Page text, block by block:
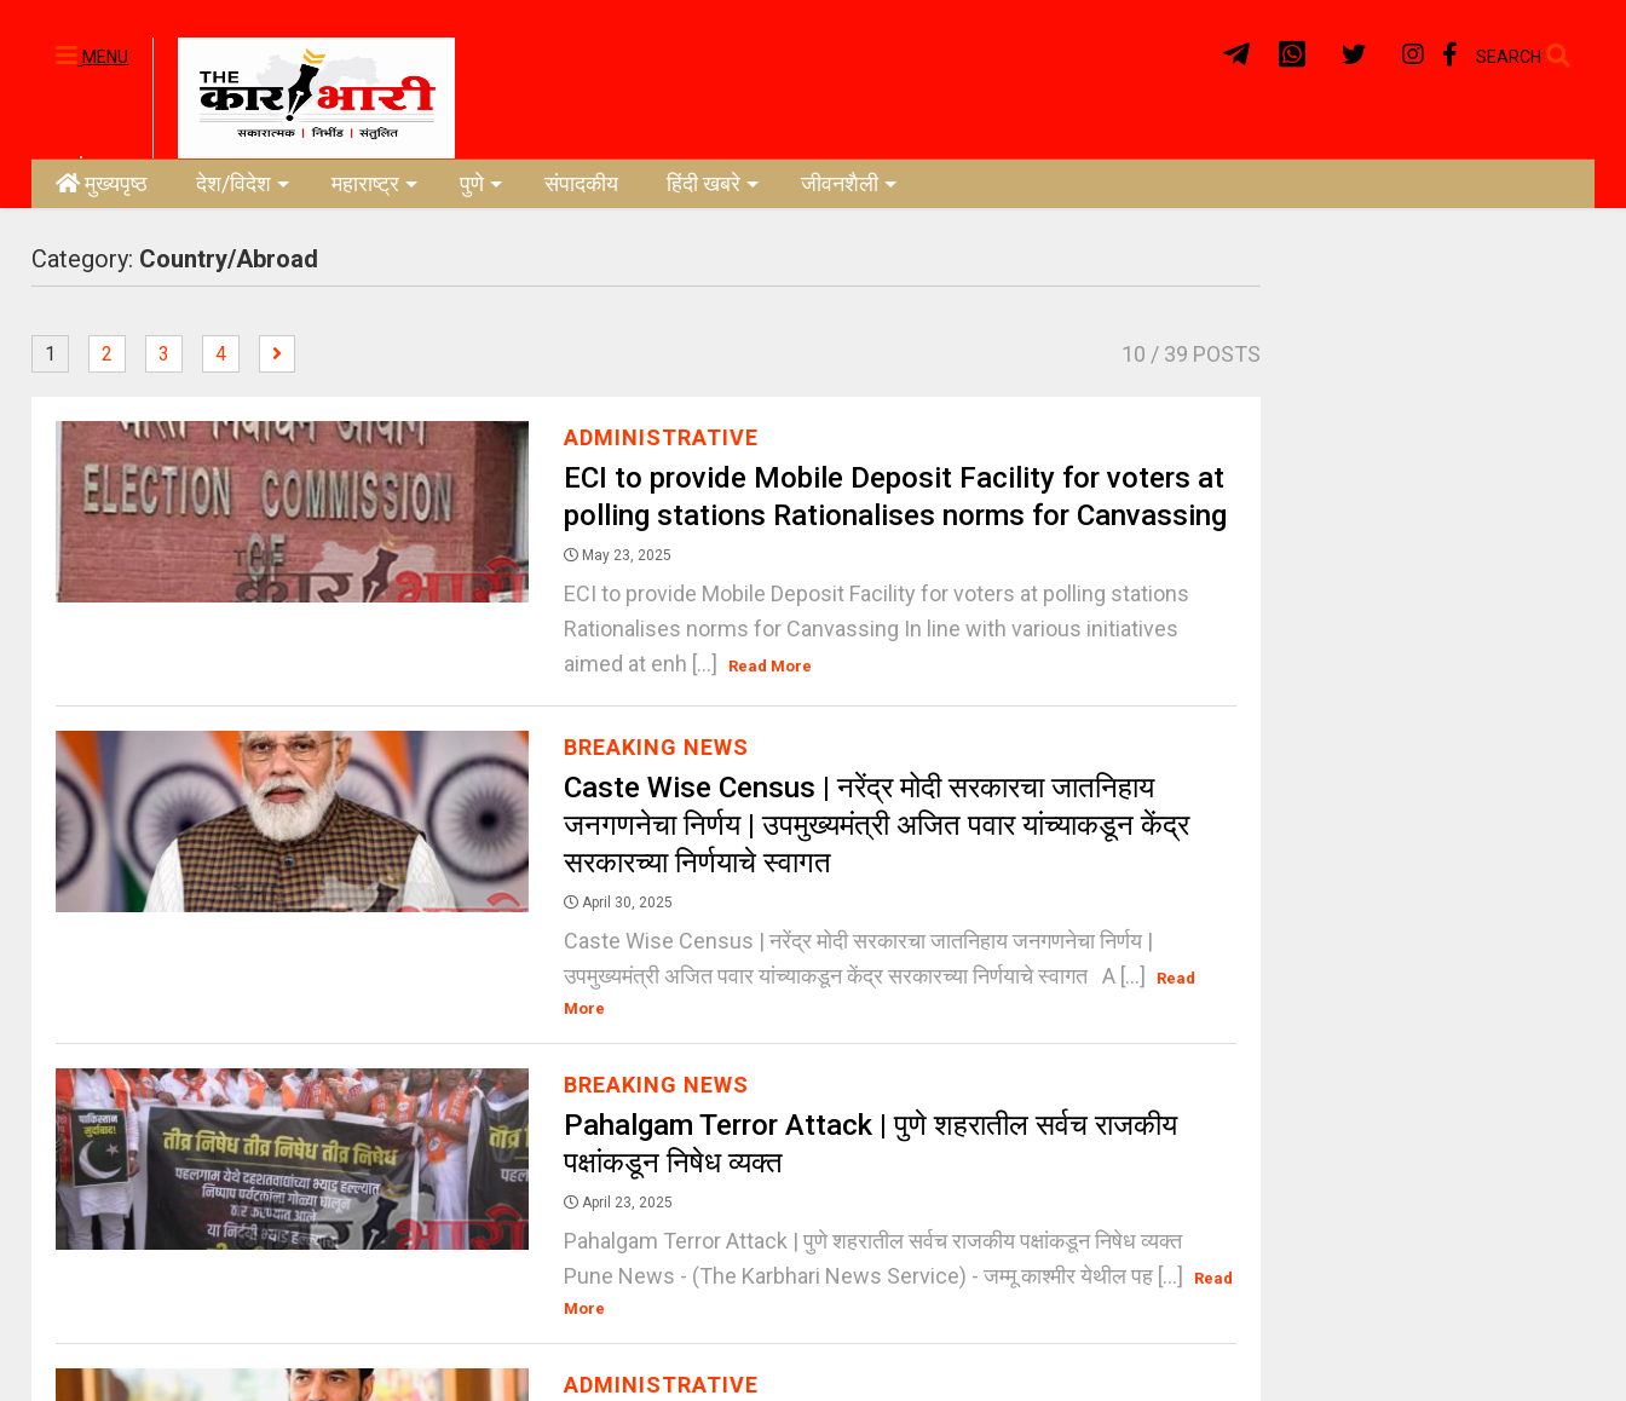
MENU SEARCH
मुख्यपृष्ठ देश/विदेश महाराष्ट्र पुणे संपादकीय हिंदी खबरे जीवनशैली
Category: Country/Abroad
1 2 3 4 10 / 39 POSTS
ADMINISTRATIVE
ECI to provide Mobile Deposit Facility for voters at
polling stations Rationalises norms for Canvassing
May 23, 2025
ECI to provide Mobile Deposit Facility for voters at polling stations
Rationalises norms for Canvassing In line with various initiatives
aimed at enh [...]
Read More
BREAKING NEWS
Caste Wise Census | नरेंद्र मोदी सरकारचा जातनिहाय
जनगणनेचा निर्णय | उपमुख्यमंत्री अजित पवार यांच्याकडून केंद्र
सरकारच्या निर्णयाचे स्वागत
April 30, 2025
Caste Wise Census | नरेंद्र मोदी सरकारचा जातनिहाय जनगणनेचा निर्णय |
उपमुख्यमंत्री अजित पवार यांच्याकडून केंद्र सरकारच्या निर्णयाचे स्वागत A [...]
Read
More
BREAKING NEWS
Pahalgam Terror Attack | पुणे शहरातील सर्वच राजकीय
पक्षांकडून निषेध व्यक्त
April 23, 2025
Pahalgam Terror Attack | पुणे शहरातील सर्वच राजकीय पक्षांकडून निषेध व्यक्त
Pune News - (The Karbhari News Service) - जम्मू काश्मीर येथील पह [...]
Read
More
ADMINISTRATIVE